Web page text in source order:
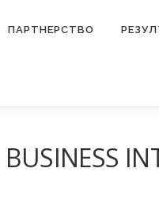
ПАРТНЕРСТВО